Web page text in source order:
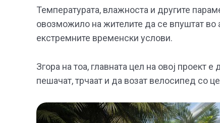
Температурата, влажноста и другите
овозможило на жителите да се впуштат во
екстремните временски услови.
Згора на тоа, главната цел на овој проект
пешачат, трчаат и да возат велосипед со